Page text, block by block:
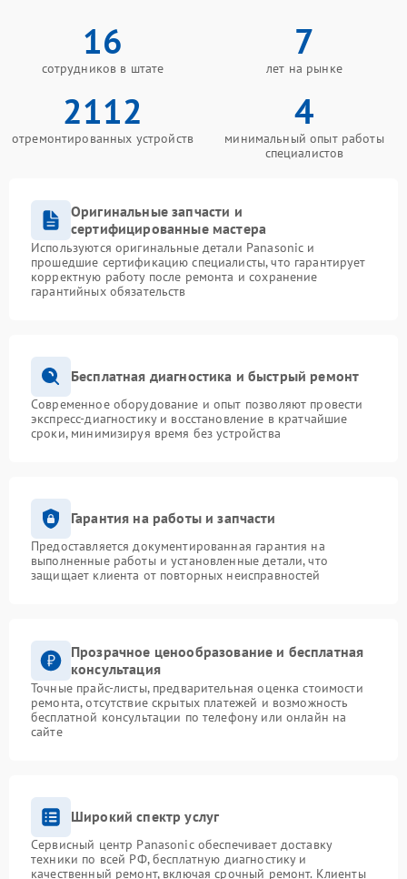
16
сотрудников в штате
7
лет на рынке
2112
отремонтированных устройств
4
минимальный опыт работы
специалистов
Оригинальные запчасти и
сертифицированные мастера
Используются оригинальные детали Panasonic и
прошедшие сертификацию специалисты, что гарантирует
корректную работу после ремонта и сохранение
гарантийных обязательств
Бесплатная диагностика и быстрый ремонт
Современное оборудование и опыт позволяют провести
экспресс-диагностику и восстановление в кратчайшие
сроки, минимизируя время без устройства
Гарантия на работы и запчасти
Предоставляется документированная гарантия на
выполненные работы и установленные детали, что
защищает клиента от повторных неисправностей
Прозрачное ценообразование и бесплатная
консультация
Точные прайс-листы, предварительная оценка стоимости
ремонта, отсутствие скрытых платежей и возможность
бесплатной консультации по телефону или онлайн на
сайте
Широкий спектр услуг
Сервисный центр Panasonic обеспечивает доставку
техники по всей РФ, бесплатную диагностику и
качественный ремонт, включая срочный ремонт. Клиенты